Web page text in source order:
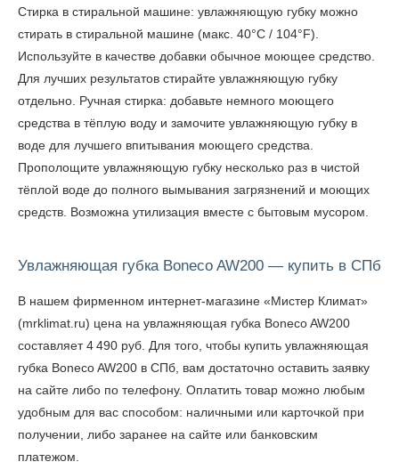
Cтирка в стиральной машине: увлажняющую губку можно
стирать в стиральной машине (макс. 40°C / 104°F).
Используйте в качестве добавки обычное моющее средство.
Для лучших результатов стирайте увлажняющую губку
отдельно. Ручная стирка: добавьте немного моющего
средства в тёплую воду и замочите увлажняющую губку в
воде для лучшего впитывания моющего средства.
Прополощите увлажняющую губку несколько раз в чистой
тёплой воде до полного вымывания загрязнений и моющих
средств. Возможна утилизация вместе с бытовым мусором.
Увлажняющая губка Boneco AW200 — купить в СПб
В нашем фирменном интернет-магазине «Мистер Климат»
(mrklimat.ru) цена на увлажняющая губка Boneco AW200
составляет 4 490 руб. Для того, чтобы купить увлажняющая
губка Boneco AW200 в СПб , вам достаточно оставить заявку
на сайте либо по телефону. Оплатить товар можно любым
удобным для вас способом: наличными или карточкой при
получении, либо заранее на сайте или банковским
платежом.